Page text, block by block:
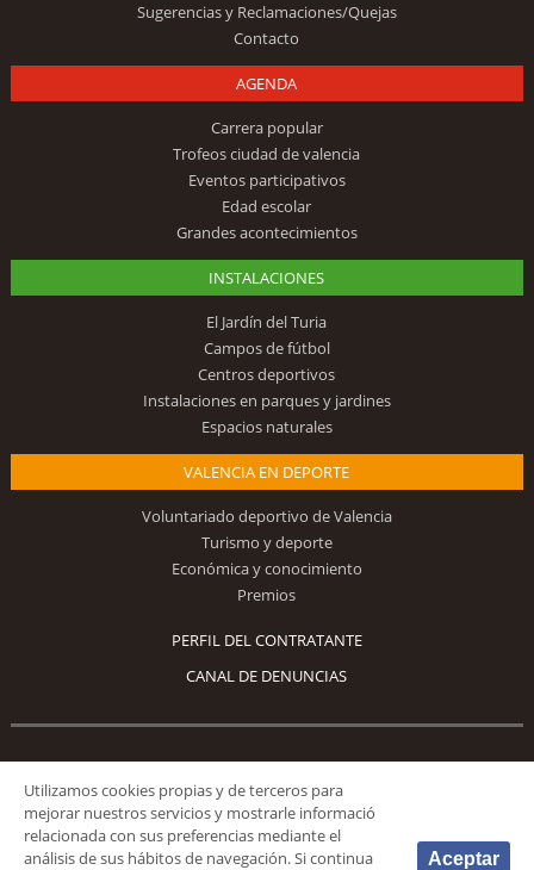
Sugerencias y Reclamaciones/Quejas
Contacto
AGENDA
Carrera popular
Trofeos ciudad de valencia
Eventos participativos
Edad escolar
Grandes acontecimientos
INSTALACIONES
El Jardín del Turia
Campos de fútbol
Centros deportivos
Instalaciones en parques y jardines
Espacios naturales
VALENCIA EN DEPORTE
Voluntariado deportivo de Valencia
Turismo y deporte
Económica y conocimiento
Premios
PERFIL DEL CONTRATANTE
CANAL DE DENUNCIAS
Síguenos
Utilizamos cookies propias y de terceros para
mejorar nuestros servicios y mostrarle informació
relacionada con sus preferencias mediante el
análisis de sus hábitos de navegación. Si continua
Aceptar